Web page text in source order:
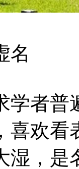
者普
喜欢看
湿，